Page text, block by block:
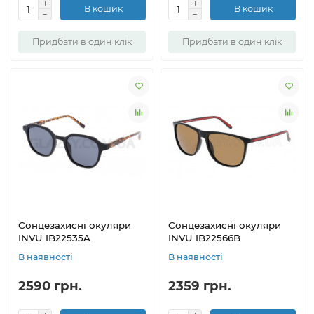
В кошик
Придбати в один клік
В кошик
Придбати в один клік
Сонцезахисні окуляри
INVU IB22535A
В наявності
2590 грн.
Сонцезахисні окуляри
INVU IB22566B
В наявності
2359 грн.